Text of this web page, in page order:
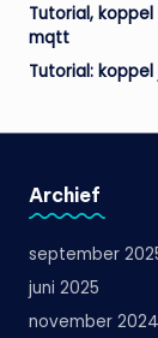
Tutorial,
mqtt
Tutorial:
Archief
september
juni 2025
november 2024